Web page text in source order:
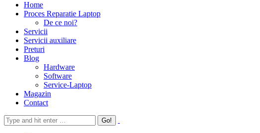
Home
Proces Reparatie Laptop
De ce noi?
Servicii
Servicii auxiliare
Preturi
Blog
Hardware
Software
Service-Laptop
Magazin
Contact